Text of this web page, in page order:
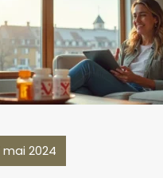
mai 2024